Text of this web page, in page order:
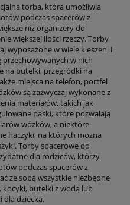
torba, która umożliwia
podczas spacerów z
niż organizery do
większej ilości rzeczy. Torby
wyposażone w wiele kieszeni i
przechowywanych w nich
na butelki, przegródki na
miejsca na telefon, portfel
są zazwyczaj wykonane z
materiałów, takich jak
paski, które pozwalają
wózków, a niektóre
haczyki, na których można
Torby spacerowe do
dla rodziców, którzy
podczas spacerów z
ze sobą wszystkie niezbędne
kocyki, butelki z wodą lub
dla dziecka.